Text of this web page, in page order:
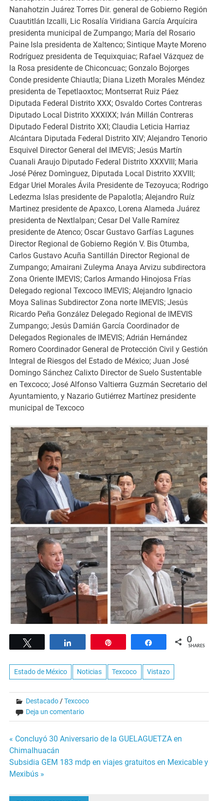
Nanahotzin Juárez Torres Dir. general de Gobierno Región
Cuautitlán Izcalli, Lic Rosalía Viridiana García Arquícira
presidenta municipal de Zumpango; María del Rosario
Paine Isla presidenta de Xaltenco; Sintique Mayte Moreno
Rodríguez presidenta de Tequixquiac; Rafael Vázquez de
la Rosa presidente de Chiconcuac; Gonzalo Bojorges
Conde presidente Chiautla; Diana Lizeth Morales Méndez
presidenta de Tepetlaoxtoc; Montserrat Ruiz Páez
Diputada Federal Distrito XXX; Osvaldo Cortes Contreras
Diputado Local Distrito XXXIXX; Iván Millán Contreras
Diputado Federal Distrito XXI; Claudia Leticia Harriaz
Alcántara Diputada Federal Distrito XIV; Alejandro Tenorio
Esquivel Director General del IMEVIS; Jesús Martín
Cuanali Araujo Diputado Federal Distrito XXXVIII; Maria
José Pérez Domìnguez, Diputada Local Distrito XXVIII;
Edgar Uriel Morales Ávila Presidente de Tezoyuca; Rodrigo
Ledezma Islas presidente de Papalotla; Alejandro Ruíz
Martinez presidente de Apaxco, Lorena Alameda Juárez
presidenta de Nextlalpan; Cesar Del Valle Ramírez
presidente de Atenco; Oscar Gustavo Garfías Lagunes
Director Regional de Gobierno Región V. Bis Otumba,
Carlos Gustavo Acuña Santillán Director Regional de
Zumpango; Amairani Zuleyma Anaya Arvizu subdirectora
Zona Oriente IMEVIS; Carlos Armando Hinojosa Frías
Delegado regional Texcoco IMEVIS; Alejandro Ignacio
Moya Salinas Subdirector Zona norte IMEVIS; Jesús
Ricardo Peña González Delegado Regional de IMEVIS
Zumpango; Jesús Damián García Coordinador de
Delegados Regionales de IMEVIS; Adrián Hernández
Romero Coordinador General de Protección Civil y Gestión
Integral de Riesgos del Estado de México; Juan José
Domingo Sánchez Calixto Director de Suelo Sustentable
en Texcoco; José Alfonso Valtierra Guzmán Secretario del
Ayuntamiento, y Nazario Gutiérrez Martínez presidente
municipal de Texcoco
Share 0
SHARES
Estado de México Noticias Texcoco Vistazo
Destacado/Texcoco
Deja un comentario
Navegación
de
entradas
« Concluyó 30 Aniversario de la GUELAGUETZA en
Chimalhuacán
Subsidia GEM 183 mdp en viajes gratuitos en Mexicable y
Mexibús »